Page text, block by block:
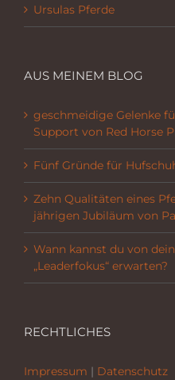
Ursulas Pferde
AUS MEINEM BLOG
geschmeidige Gelenke
Support von Red Horse
Fünf Gründe für
Zehn Qualitäten eines
jährigen Jubiläum von
Wann kannst du von
„Leaderfokus“ erwarten?
RECHTLICHES
Impressum | Datenschutz